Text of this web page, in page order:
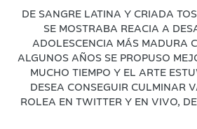
DE SANGRE LATINA Y CRIADA
SE MOSTRABA REACIA A
ADOLESCENCIA MÁS MADURA
ALGUNOS AÑOS SE PROPUSO
MUCHO TIEMPO Y EL ARTE
DESEA CONSEGUIR CULMINAR
ROLEA EN TWITTER Y EN VIVO,